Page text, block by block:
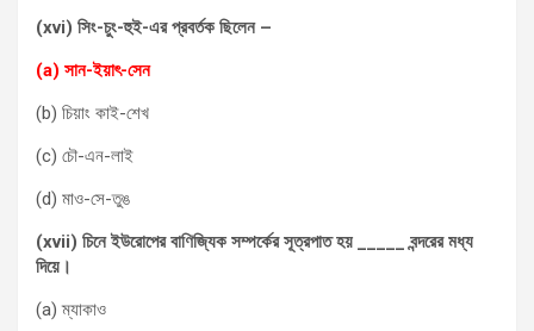
(xvi) সিং-চুং-হুই-এর প্রবর্তক ছিলেন –
(a) সান-ইয়াৎ-সেন
(b) চিয়াং কাই-শেখ
(c) চৌ-এন-লাই
(d) মাও-সে-তুঙ
(xvii) চিনে ইউরোপের বাণিজ্যিক সম্পর্কের সূত্রপাত হয় _____ বন্দরের মধ্য
দিয়ে।
(a) ম্যাকাও